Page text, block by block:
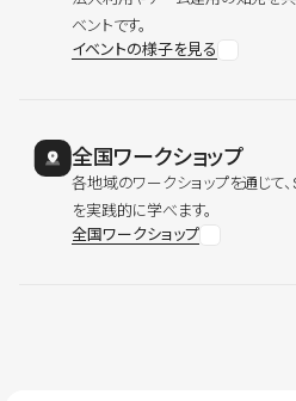
ベントです。
イベントの様子を見る
全国ワークショップ
各地域のワークショップを通じて
を実践的に学べます。
全国ワークショップ